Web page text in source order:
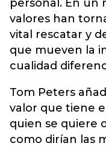
personal. En un
valores han
vital rescatar y
que mueven la
cualidad
Tom Peters
valor que tiene
quien se quiere
como dirían las